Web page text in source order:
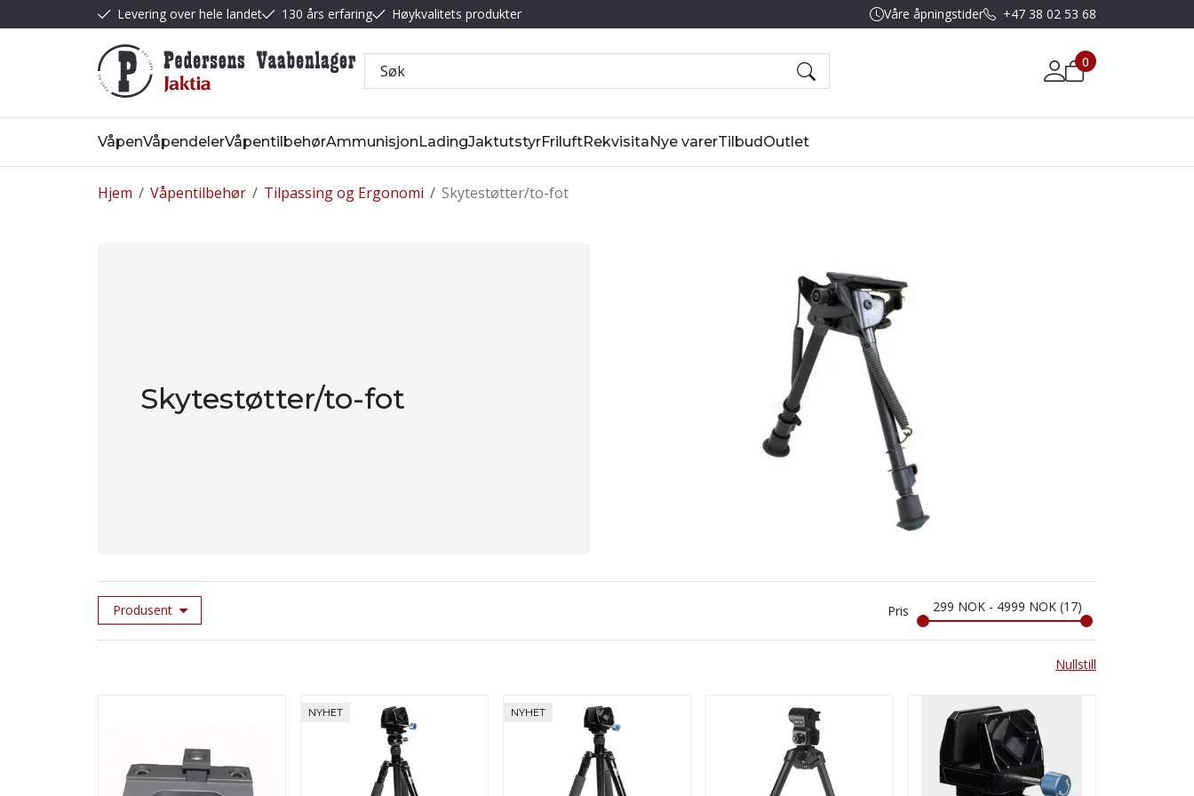
Levering over hele landet 130 års erfaring Høykvalitets produkter Våre åpningstider +47 38 02 53 68
0
VåpenVåpendelerVåpentilbehørAmmunisjonLadingJaktutstyrFriluftRekvisitaNye varerTilbudOutlet
/
Hjem /
Våpentilbehør /
Tilpassing og Ergonomi Skytestøtter/to-fot
Skytestøtter/to-fot
Produsent Pris 299 NOK - 4999 NOK 17
Nullstill
NYHET NYHET